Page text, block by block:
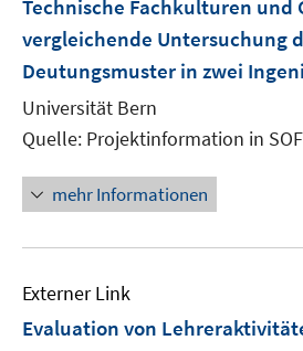
Technische Fachkulturen und
vergleichende Untersuchung
Deutungsmuster in zwei
Universität Bern
Quelle: Projektinformation in
mehr Informationen
Externer Link
Evaluation von